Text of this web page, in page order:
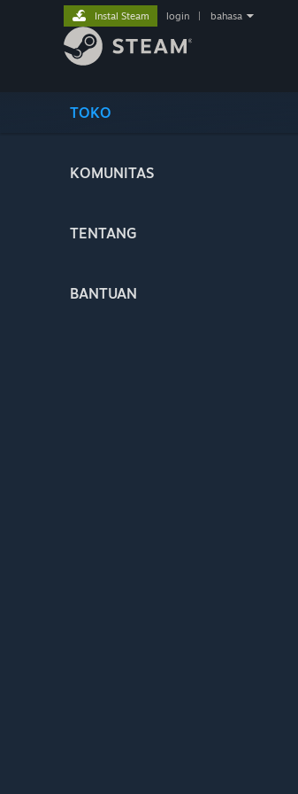
TOKO
KOMUNITAS
TENTANG
BANTUAN
Instal Steam login bahasa